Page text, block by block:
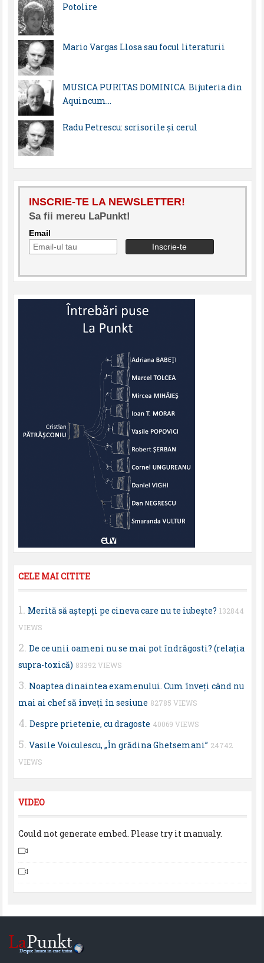
Potolire
Mario Vargas Llosa sau focul literaturii
MUSICA PURITAS DOMINICA. Bijuteria din
Aquincum…
Radu Petrescu: scrisorile şi cerul
INSCRIE-TE LA NEWSLETTER!
Sa fii mereu LaPunkt!
Email
CELE MAI CITITE
Merită să aştepţi pe cineva care nu te iubeşte? 132844
VIEWS
De ce unii oameni nu se mai pot îndrăgosti? (relaţia
supra-toxică) 83392 VIEWS
Noaptea dinaintea examenului. Cum înveţi când nu
mai ai chef să înveţi în sesiune 82785 VIEWS
Despre prietenie, cu dragoste 40069 VIEWS
Vasile Voiculescu, „În grădina Ghetsemani” 24742
VIEWS
VIDEO
Could not generate embed. Please try it manualy.